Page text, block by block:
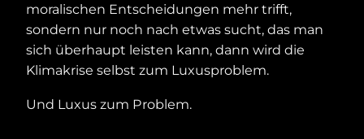
moralischen Entscheidungen mehr trifft,
sondern nur noch nach etwas sucht, das man
sich überhaupt leisten kann, dann wird die
Klimakrise selbst zum Luxusproblem.
Und Luxus zum Problem.